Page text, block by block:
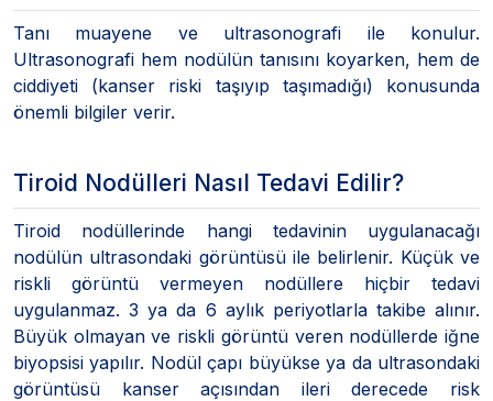
Tanı muayene ve ultrasonografi ile konulur.
Ultrasonografi hem nodülün tanısını koyarken, hem de
ciddiyeti (kanser riski taşıyıp taşımadığı) konusunda
önemli bilgiler verir.
Tiroid Nodülleri Nasıl Tedavi Edilir?
Tiroid nodüllerinde hangi tedavinin uygulanacağı
nodülün ultrasondaki görüntüsü ile belirlenir. Küçük ve
riskli görüntü vermeyen nodüllere hiçbir tedavi
uygulanmaz. 3 ya da 6 aylık periyotlarla takibe alınır.
Büyük olmayan ve riskli görüntü veren nodüllerde iğne
biyopsisi yapılır. Nodül çapı büyükse ya da ultrasondaki
görüntüsü kanser açısından ileri derecede risk